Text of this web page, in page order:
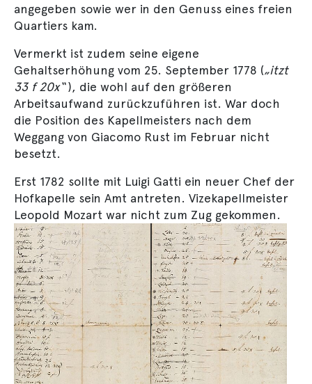
angegeben sowie wer in den Genuss eines freien
Quartiers kam.
Vermerkt ist zudem seine eigene
Gehaltserhöhung vom 25. September 1778 („itzt
33 f 20x“), die wohl auf den größeren
Arbeitsaufwand zurückzuführen ist. War doch
die Position des Kapellmeisters nach dem
Weggang von Giacomo Rust im Februar nicht
besetzt.
Erst 1782 sollte mit Luigi Gatti ein neuer Chef der
Hofkapelle sein Amt antreten. Vizekapellmeister
Leopold Mozart war nicht zum Zug gekommen.